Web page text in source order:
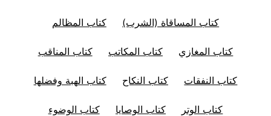
كتاب المساقاة (الشرب) كتاب المظالم
كتاب المغازي كتاب المكاتب كتاب المناقب
كتاب النفقات كتاب النكاح كتاب الهبة وفضلها
كتاب الوتر كتاب الوصايا كتاب الوضوء